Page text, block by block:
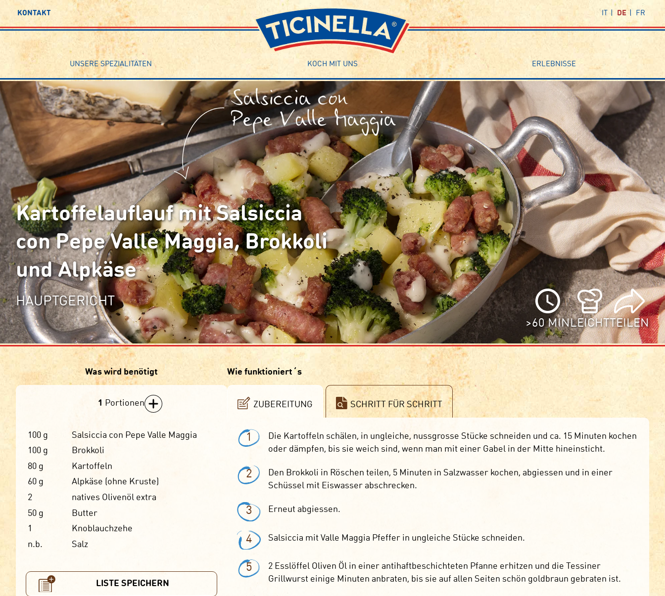
KONTAKT IT DE FR
UNSERE SPEZIALITÄTEN KOCH MIT UNS ERLEBNISSE
Kartoffelauflauf mit Salsiccia
con Pepe Valle Maggia, Brokkoli
und Alpkäse
HAUPTGERICHT
>60 MINLEICHTTEILEN
Was wird benötigt
1 Portionen
100 g
Salsiccia con Pepe Valle Maggia
100 g
Brokkoli
80 g
Kartoffeln
60 g
Alpkäse (ohne Kruste)
2
natives Olivenöl extra
50 g
Butter
1
Knoblauchzehe
n.b.
Salz
LISTE SPEICHERN
Wie funktioniert´s
ZUBEREITUNG SCHRITT FÜR SCHRITT
1
Die Kartoffeln schälen, in ungleiche, nussgrosse Stücke schneiden und ca. 15 Minuten kochen
oder dämpfen, bis sie weich sind, wenn man mit einer Gabel in der Mitte hineinsticht.
2
Den Brokkoli in Röschen teilen, 5 Minuten in Salzwasser kochen, abgiessen und in einer
Schüssel mit Eiswasser abschrecken.
3 Erneut abgiessen.
4 Salsiccia mit Valle Maggia Pfeffer in ungleiche Stücke schneiden.
5
2 Esslöffel Oliven Öl in einer antihaftbeschichteten Pfanne erhitzen und die Tessiner
Grillwurst einige Minuten anbraten, bis sie auf allen Seiten schön goldbraun gebraten ist.